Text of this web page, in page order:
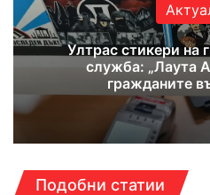
Ултрас стикери на
служба: „Лаута
гражданите
Подобни статии